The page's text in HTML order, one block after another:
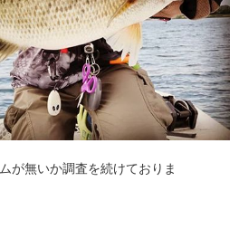
が無いか調査を続けておりま